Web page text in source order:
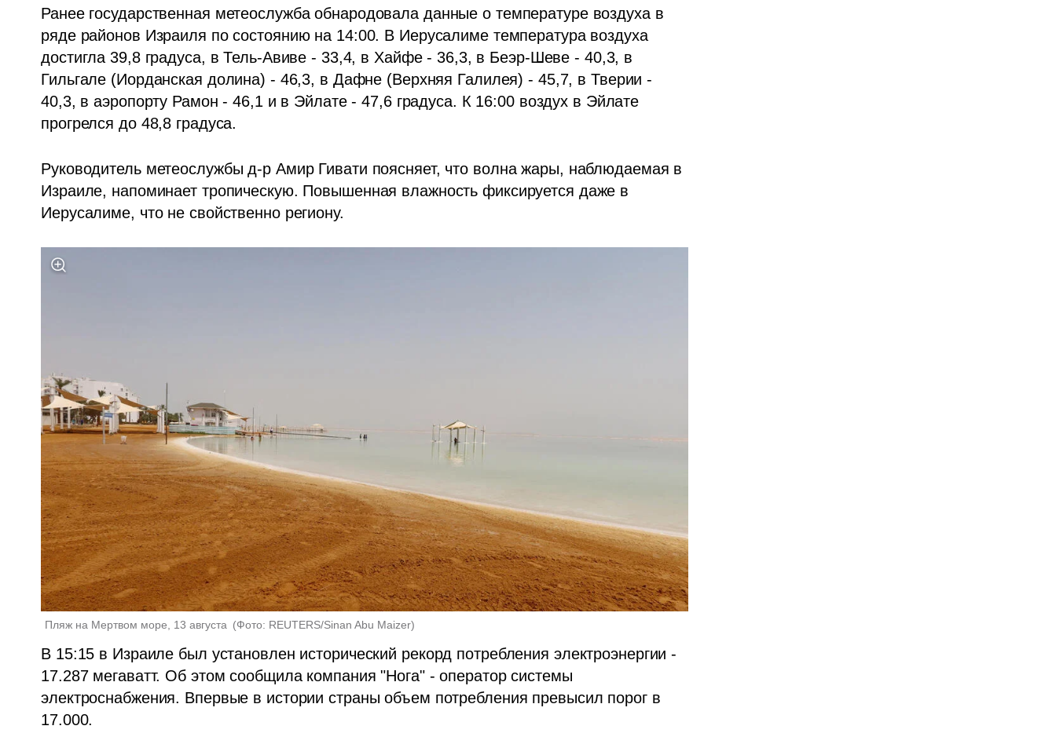
Ранее государственная метеослужба обнародовала данные о температуре воздуха в
ряде районов Израиля по состоянию на 14:00. В Иерусалиме температура воздуха
достигла 39,8 градуса, в Тель-Авиве - 33,4, в Хайфе - 36,3, в Беэр-Шеве - 40,3, в
Гильгале (Иорданская долина) - 46,3, в Дафне (Верхняя Галилея) - 45,7, в Тверии -
40,3, в аэропорту Рамон - 46,1 и в Эйлате - 47,6 градуса. К 16:00 воздух в Эйлате
прогрелся до 48,8 градуса.
Руководитель метеослужбы д-р Амир Гивати поясняет, что волна жары, наблюдаемая в
Израиле, напоминает тропическую. Повышенная влажность фиксируется даже в
Иерусалиме, что не свойственно региону.
Пляж на Мертвом море, 13 августа (Фото: REUTERS/Sinan Abu Maizer)
В 15:15 в Израиле был установлен исторический рекорд потребления электроэнергии -
17.287 мегаватт. Об этом сообщила компания "Нога" - оператор системы
электроснабжения. Впервые в истории страны объем потребления превысил порог в
17.000.